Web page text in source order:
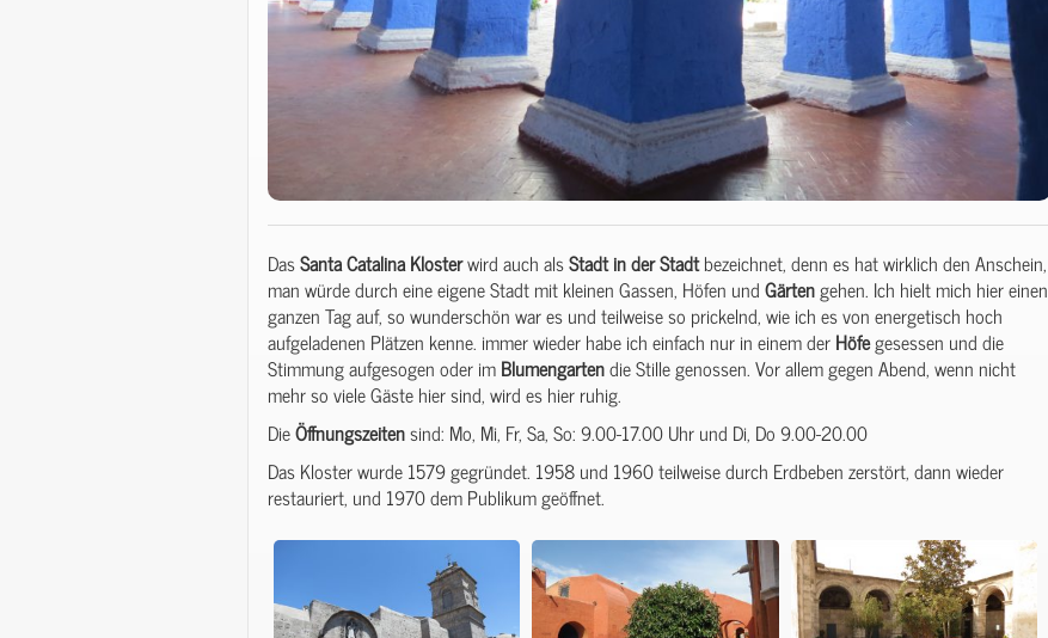
DasSantaCatalinaKlosterwird auch alsStadtinderStadtbezeichnet, denn es hat wirklich den Anschein,
man würde durch eine eigene Stadt mit kleinen Gassen, Höfen undGärtengehen. Ich hielt mich hier einen
ganzen Tag auf, so wunderschön war es und teilweise so prickelnd, wie ich es von energetisch hoch
aufgeladenen Plätzen kenne. immer wieder habe ich einfach nur in einem derHöfegesessen und die
Stimmung aufgesogen oder imBlumengartendie Stille genossen. Vor allem gegen Abend, wenn nicht
mehr so viele Gäste hier sind, wird es hier ruhig.
DieÖffnungszeitensind: Mo, Mi, Fr, Sa, So: 9.00-17.00 Uhr und Di, Do 9.00-20.00
Das Kloster wurde 1579 gegründet. 1958 und 1960 teilweise durch Erdbeben zerstört, dann wieder
restauriert, und 1970 dem Publikum geöffnet.